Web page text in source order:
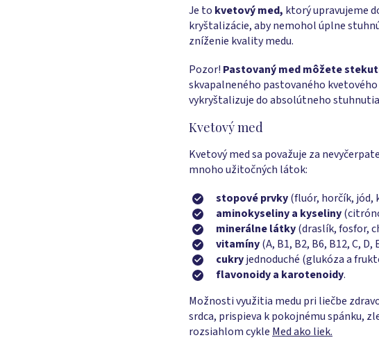
Je to kvetový med, ktorý upravujeme
kryštalizácie, aby nemohol úplne
zníženie kvality medu.
Pozor! Pastovaný med môžete
skvapalneného pastovaného
vykryštalizuje do absolútneho
Kvetový med
Kvetový med sa považuje za
mnoho užitočných látok:
stopové prvky(fluór, horčík, jód,
aminokyseliny a kyseliny
minerálne látky(draslík, fosfor,
vitamíny(A, B1, B2, B6, B12, C, D,
cukryjednoduché (glukóza a
flavonoidy a karotenoidy.
Možnosti využitia medu pri liečbe
srdca, prispieva k pokojnému spánku,
rozsiahlom cykle Med ako liek.